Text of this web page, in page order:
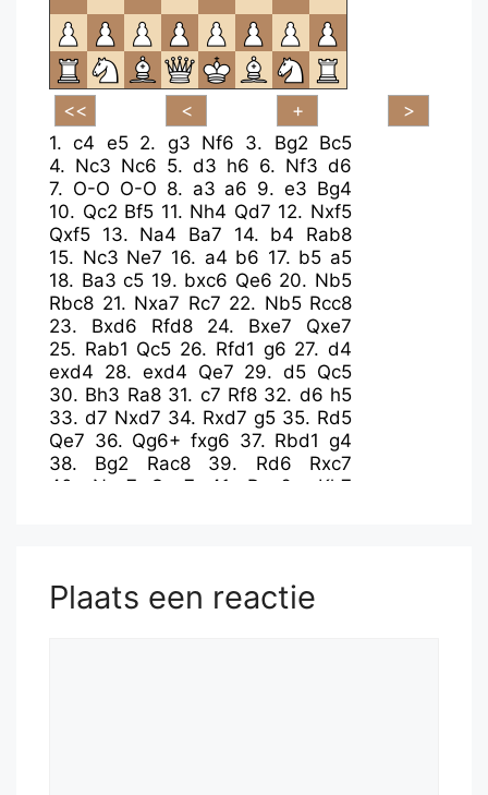
1.c4 e5 2. g3 Nf6 3. Bg2 Bc5
4. Nc3 Nc6 5. d3 h6 6. Nf3 d6
7. O-O O-O 8. a3 a6 9.e3 Bg4
10. Qc2 Bf5 11. Nh4 Qd7 12. Nxf5
Qxf5 13. Na4 Ba7 14. b4
Rab8
15. Nc3 Ne7 16. a4 b6 17. b5 a5
18. Ba3 c5 19. bxc6 Qe6 20. Nb5
Rbc8 21. Nxa7 Rc7 22. Nb5 Rcc8
23. Bxd6 Rfd8 24. Bxe7
Qxe7
25. Rab1 Qc5 26. Rfd1 g6 27.d4
exd4 28. exd4 Qe7 29.d5 Qc5
30. Bh3 Ra8 31. c7 Rf8 32. d6 h5
33. d7 Nxd7 34. Rxd7 g5 35. Rd5
Qe7 36. Qg6+ fxg6 37. Rbd1 g4
38. Bg2 Rac8 39. Rd6
Rxc7
40. Nxc7 Qxc7 41. Rxg6+
Kh7
50.Rxh5 Rf7 51.Rxa5
Plaats een reactie